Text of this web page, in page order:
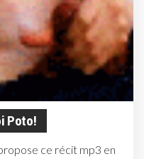
Poto!
ce récit mp3 en